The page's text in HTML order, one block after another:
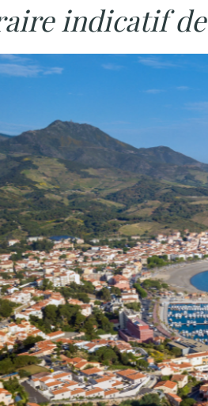
indicatif